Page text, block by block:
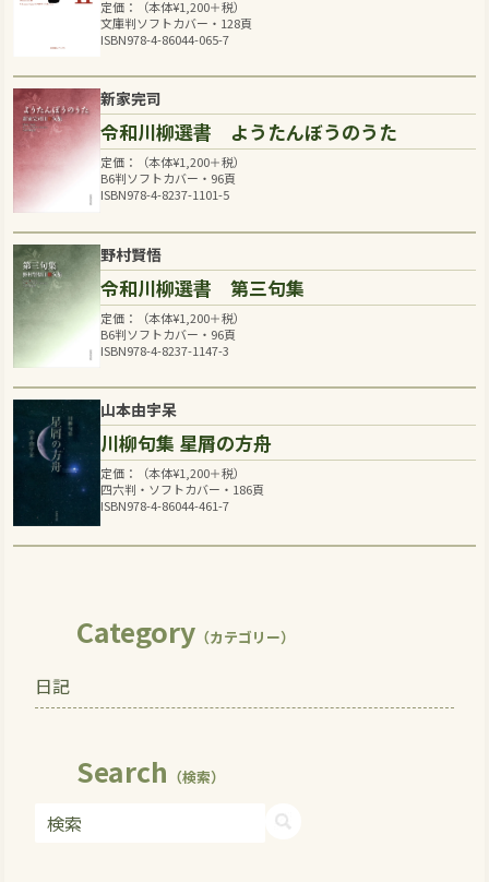
定価：（本体¥1,200＋税）
文庫判ソフトカバー・128頁
ISBN978-4-86044-065-7
新家完司
令和川柳選書 ようたんぼうのうた
定価：（本体¥1,200＋税）
B6判ソフトカバー・96頁
ISBN978-4-8237-1101-5
野村賢悟
令和川柳選書 第三句集
定価：（本体¥1,200＋税）
B6判ソフトカバー・96頁
ISBN978-4-8237-1147-3
山本由宇呆
川柳句集 星屑の方舟
定価：（本体¥1,200＋税）
四六判・ソフトカバー・186頁
ISBN978-4-86044-461-7
Category（カテゴリー）
日記
Search （検索）